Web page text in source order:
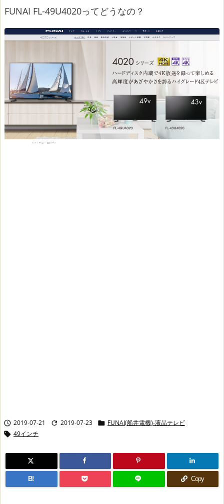
FUNAI FL-49U4020ってどうなの？
 2019-07-21  2019-07-23  FUNAI(船井電機)-液晶テレビ
 49インチ
B! Copy